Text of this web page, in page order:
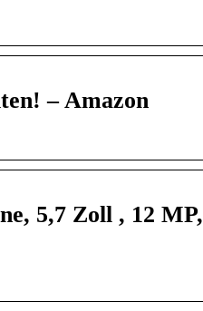
– Amazon
5,7 Zoll , 12 MP,